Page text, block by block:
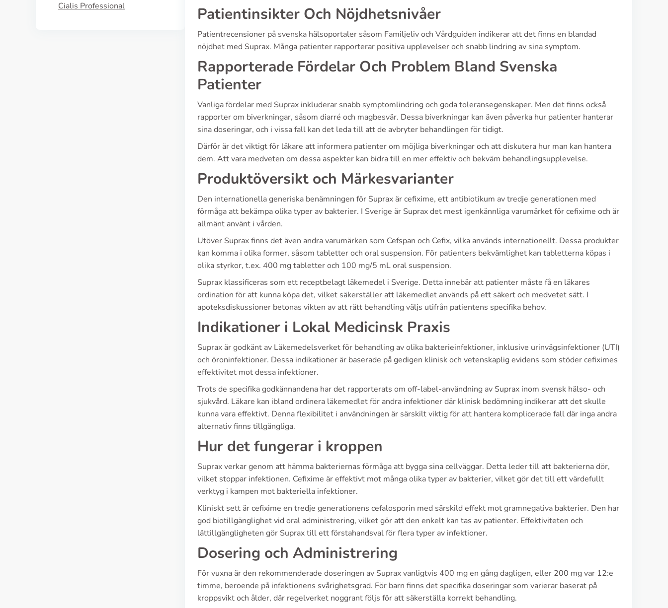
Cialis Professional Patientinsikter Och Nöjdhetsnivåer
Patientrecensioner på svenska hälsoportaler såsom Familjeliv och Vårdguiden indikerar att det finns en blandad
nöjdhet med Suprax. Många patienter rapporterar positiva upplevelser och snabb lindring av sina symptom.
Rapporterade Fördelar Och Problem Bland Svenska
Patienter
Vanliga fördelar med Suprax inkluderar snabb symptomlindring och goda toleransegenskaper. Men det finns också
rapporter om biverkningar, såsom diarré och magbesvär. Dessa biverkningar kan även påverka hur patienter hanterar
sina doseringar, och i vissa fall kan det leda till att de avbryter behandlingen för tidigt.
Därför är det viktigt för läkare att informera patienter om möjliga biverkningar och att diskutera hur man kan hantera
dem. Att vara medveten om dessa aspekter kan bidra till en mer effektiv och bekväm behandlingsupplevelse.
Produktöversikt och Märkesvarianter
Den internationella generiska benämningen för Suprax är cefixime, ett antibiotikum av tredje generationen med
förmåga att bekämpa olika typer av bakterier. I Sverige är Suprax det mest igenkännliga varumärket för cefixime och är
allmänt använt i vården.
Utöver Suprax finns det även andra varumärken som Cefspan och Cefix, vilka används internationellt. Dessa produkter
kan komma i olika former, såsom tabletter och oral suspension. För patienters bekvämlighet kan tabletterna köpas i
olika styrkor, t.ex. 400 mg tabletter och 100 mg/5 mL oral suspension.
Suprax klassificeras som ett receptbelagt läkemedel i Sverige. Detta innebär att patienter måste få en läkares
ordination för att kunna köpa det, vilket säkerställer att läkemedlet används på ett säkert och medvetet sätt. I
apoteksdiskussioner betonas vikten av att rätt behandling väljs utifrån patientens specifika behov.
Indikationer i Lokal Medicinsk Praxis
Suprax är godkänt av Läkemedelsverket för behandling av olika bakterieinfektioner, inklusive urinvägsinfektioner (UTI)
och öroninfektioner. Dessa indikationer är baserade på gedigen klinisk och vetenskaplig evidens som stöder cefiximes
effektivitet mot dessa infektioner.
Trots de specifika godkännandena har det rapporterats om off-label-användning av Suprax inom svensk hälso- och
sjukvård. Läkare kan ibland ordinera läkemedlet för andra infektioner där klinisk bedömning indikerar att det skulle
kunna vara effektivt. Denna flexibilitet i användningen är särskilt viktig för att hantera komplicerade fall där inga andra
alternativ finns tillgängliga.
Hur det fungerar i kroppen
Suprax verkar genom att hämma bakteriernas förmåga att bygga sina cellväggar. Detta leder till att bakterierna dör,
vilket stoppar infektionen. Cefixime är effektivt mot många olika typer av bakterier, vilket gör det till ett värdefullt
verktyg i kampen mot bakteriella infektioner.
Kliniskt sett är cefixime en tredje generationens cefalosporin med särskild effekt mot gramnegativa bakterier. Den har
god biotillgänglighet vid oral administrering, vilket gör att den enkelt kan tas av patienter. Effektiviteten och
lättillgängligheten gör Suprax till ett förstahandsval för flera typer av infektioner.
Dosering och Administrering
För vuxna är den rekommenderade doseringen av Suprax vanligtvis 400 mg en gång dagligen, eller 200 mg var 12:e
timme, beroende på infektionens svårighetsgrad. För barn finns det specifika doseringar som varierar baserat på
kroppsvikt och ålder, där regelverket noggrant följs för att säkerställa korrekt behandling.